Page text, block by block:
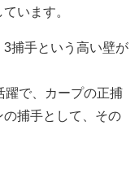
います。
捕手という高い壁が
躍で、カープの正捕
捕手として、その